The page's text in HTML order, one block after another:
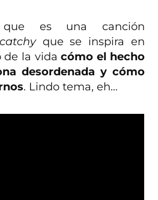
es una canción
catchyque se inspira en
de la vida cómo el hecho
desordenada y cómo
. Lindo tema, eh…